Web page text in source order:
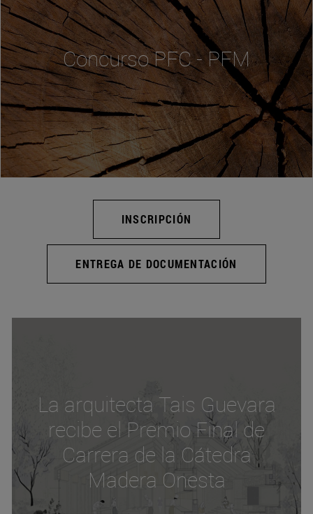
Concurso PFC - PFM
INSCRIPCIÓN
ENTREGA DE DOCUMENTACIÓN
La arquitecta Tais Guevara
recibe el Premio Final de
Carrera de la Cátedra
Madera Onesta